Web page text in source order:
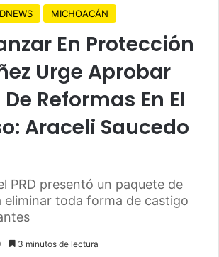
MICHOACÁN
En Protección
Urge Aprobar
Reformas En El
Araceli Saucedo
PRD presentó un paquete de
eliminar toda forma de castigo
3 minutos de lectura